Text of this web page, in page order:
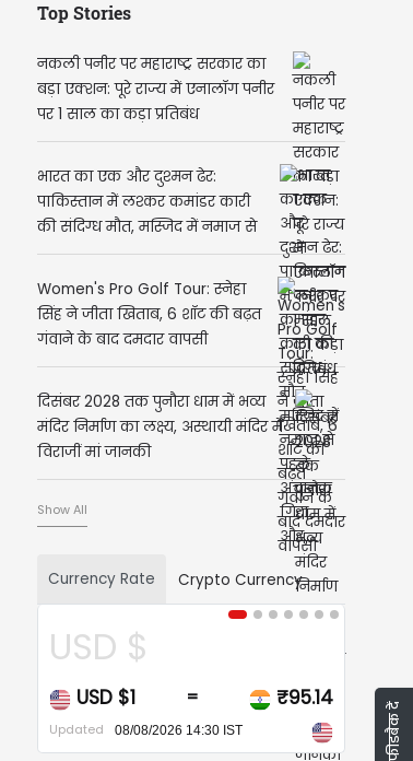
Top Stories
नकली पनीर पर महाराष्ट्र सरकार का
बड़ा एक्शन: पूरे राज्य में एनालॉग पनीर
पर 1 साल का कड़ा प्रतिबंध
भारत का एक और दुश्मन ढेर:
पाकिस्तान में लश्कर कमांडर कारी
की संदिग्ध मौत, मस्जिद में नमाज से
पहले अचानक गिरा और...
Women's Pro Golf Tour: स्नेहा
सिंह ने जीता खिताब, 6 शॉट की बढ़त
गंवाने के बाद दमदार वापसी
दिसंबर 2028 तक पुनौरा धाम में भव्य
मंदिर निर्माण का लक्ष्य, अस्थायी मंदिर में
विराजीं मां जानकी
Show All
Currency Rate Crypto Currency
USD $
USD $1 = ₹95.14
Updated 08/08/2026 14:30 IST फीडबैक दें